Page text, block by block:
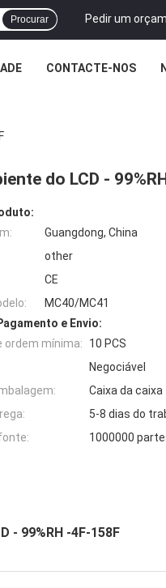
Pedir um
Procurar
CONTACTE-NOS
do LCD -
Guangdong, China
other
CE
MC40/MC41
e Envio:
ordem mínima:
10 PCS
Negociável
Caixa da caixa
5-8 dias do
1000000
- 99%RH -4F-158F